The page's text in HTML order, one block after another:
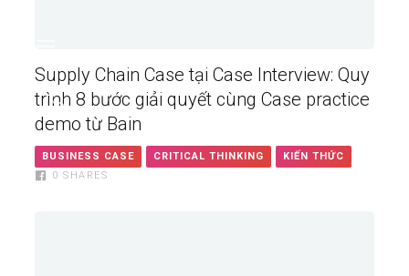
Supply Chain Case tại Case Interview: Quy
trình 8 bước giải quyết cùng Case practice
demo từ Bain
BUSINESS CASE CRITICAL THINKING
KIẾN THỨC
0 SHARES